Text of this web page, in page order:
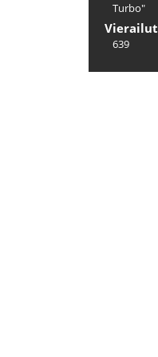
Turbo"
Vierailut
639